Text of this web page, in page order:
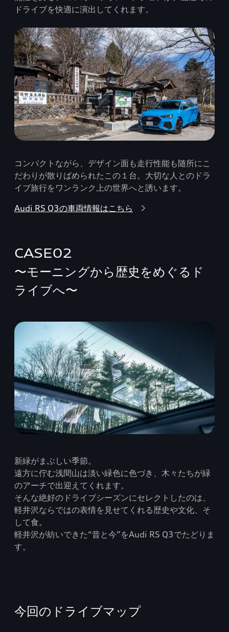
ドライブを快適に演出してくれます。
コンパクトながら、デザイン面も走行性能も随所にこ
だわりが散りばめられたこの１台。大切な人とのドラ
イブ旅行をワンランク上の世界へと誘います。
Audi RS Q3の車両情報はこちら
CASE02
〜モーニングから歴史をめぐるド
ライブへ〜
新緑がまぶしい季節。
遠方に佇む浅間山は淡い緑色に色づき、木々たちが緑
のアーチで出迎えてくれます。
そんな絶好のドライブシーズンにセレクトしたのは、
軽井沢ならではの表情を見せてくれる歴史や文化、そ
して食。
軽井沢が紡いできた“昔と今”をAudi RS Q3でたどりま
す。
今回のドライブマップ